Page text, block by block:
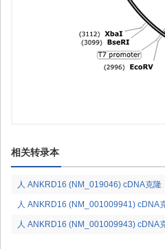
相关转录本
人 ANKRD16 (NM_019046) cDNA克隆
人 ANKRD16 (NM_001009941) cDNA
人 ANKRD16 (NM_001009943) cDNA